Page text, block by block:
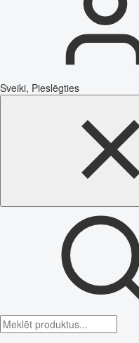
Sveiki, Pieslēgties